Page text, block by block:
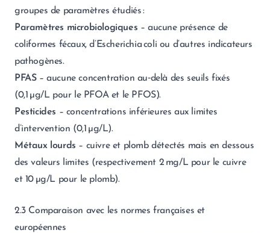
groupes de paramètres étudiés :
Paramètres microbiologiques – aucune présence de
coliformes fécaux, d’Escherichia coli ou d’autres indicateurs
pathogènes.
PFAS– aucune concentration au‑delà des seuils fixés
(0,1 µg/L pour le PFOA et le PFOS).
Pesticides – concentrations inférieures aux limites
d’intervention (0,1 µg/L).
Métaux lourds – cuivre et plomb détectés mais en dessous
des valeurs limites (respectivement 2 mg/L pour le cuivre
et 10 µg/L pour le plomb).
2.3 Comparaison avec les normes françaises et
européennes